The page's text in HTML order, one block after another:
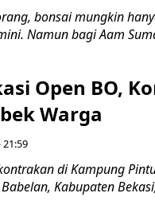
bonsai mungkin
Namun bagi Aam
Open BO,
Warga
21:59
di Kampung
Kabupaten